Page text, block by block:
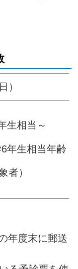
）
生相当～
年生相当年齢
者）
年度末に郵送